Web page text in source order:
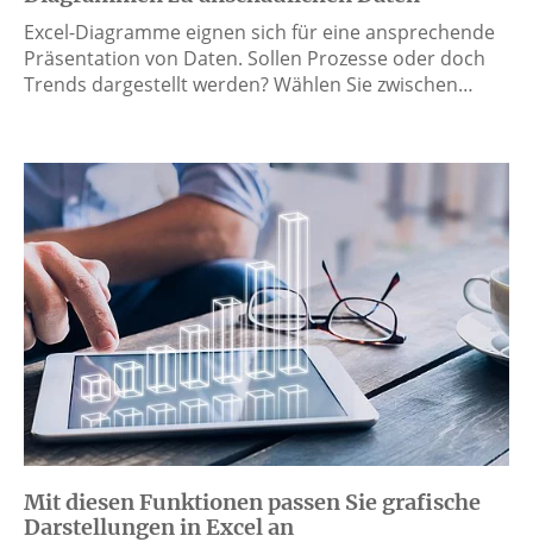
Excel-Diagramme eignen sich für eine ansprechende
Präsentation von Daten. Sollen Prozesse oder doch
Trends dargestellt werden? Wählen Sie zwischen…
Mit diesen Funktionen passen Sie grafische
Darstellungen in Excel an